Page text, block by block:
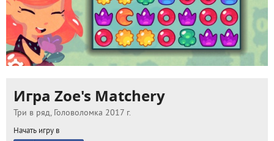
Игра Zoe's Matchery
Три в ряд, Головоломка 2017 г.
Начать игру в